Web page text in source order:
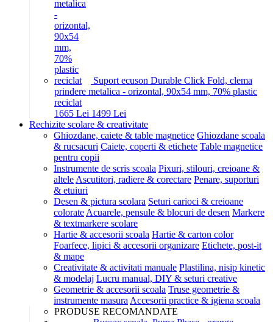
Suport ecuson Durable Click Fold, clema
prindere metalica - orizontal, 90x54 mm, 70% plastic
reciclat
1665 Lei 1499 Lei
Rechizite scolare & creativitate
Ghiozdane, caiete & table magnetice Ghiozdane scoala
& rucsacuri Caiete, coperti & etichete Table magnetice
pentru copii
Instrumente de scris scoala Pixuri, stilouri, creioane &
altele Ascutitori, radiere & corectare Penare, suporturi
& etuiuri
Desen & pictura scolara Seturi carioci & creioane
colorate Acuarele, pensule & blocuri de desen Markere
& textmarkere scolare
Hartie & accesorii scoala Hartie & carton color
Foarfece, lipici & accesorii organizare Etichete, post-it
& mape
Creativitate & activitati manuale Plastilina, nisip kinetic
& modelaj Lucru manual, DIY & seturi creative
Geometrie & accesorii scoala Truse geometrie &
instrumente masura Accesorii practice & igiena scoala
PRODUSE RECOMANDATE